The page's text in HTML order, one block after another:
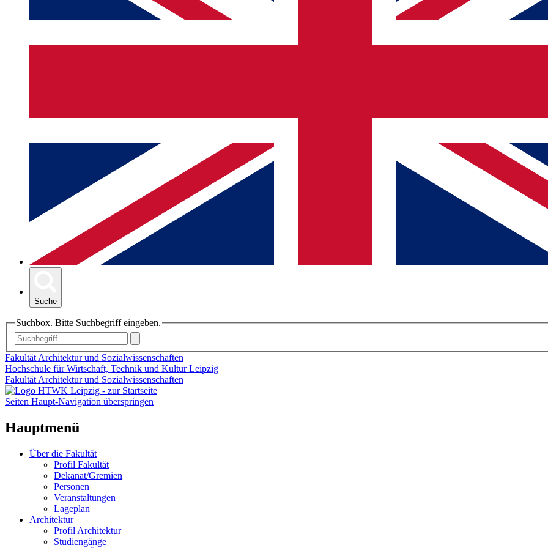
Suche
Suchbox. Bitte Suchbegriff eingeben.
Fakultät Architektur und Sozialwissenschaften
Hochschule für Wirtschaft, Technik und Kultur Leipzig
Fakultät Architektur und Sozialwissenschaften
Seiten Haupt-Navigation überspringen
Hauptmenü
Über die Fakultät
Profil Fakultät
Dekanat/Gremien
Personen
Veranstaltungen
Lageplan
Architektur
Profil Architektur
Studiengänge